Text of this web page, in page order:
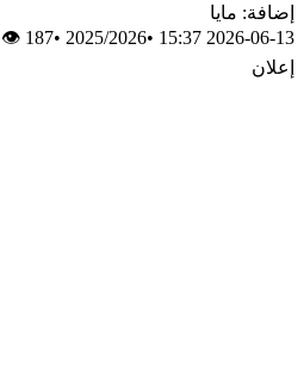
إضافة: مايا
2026-06-13 15:37
•
2025/2026
•
👁 187
إعلان